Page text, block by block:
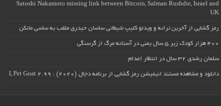
Satoshi Nakamoto missing link between Bitcoin, Salman Rushdie, Israel and
UK
رمز گشایی از آخرین ترانه و ویدئو کلیپ شیطانی ساسان حیدری ملقب به ساسی مانکن
۴۰۰ هزار کودک زیر ۵ سال یمنی در آستانه مرگ از گرسنگی
سلمان رشدی ۳۲ سال در انتظار اعدام
دانلود و مشاهده مستند انیمیشن رمز گشایی از برنامه دجال (۲۰۲۰) : I, Pet Goat 2.99